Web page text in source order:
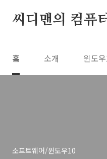
씨디맨의 컴퓨
홈 소개 윈도
소프트웨어/윈도우10